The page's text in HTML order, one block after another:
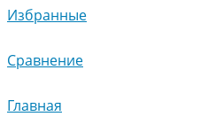
Избранные
Сравнение
Главная